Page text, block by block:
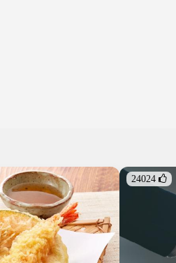
24024 